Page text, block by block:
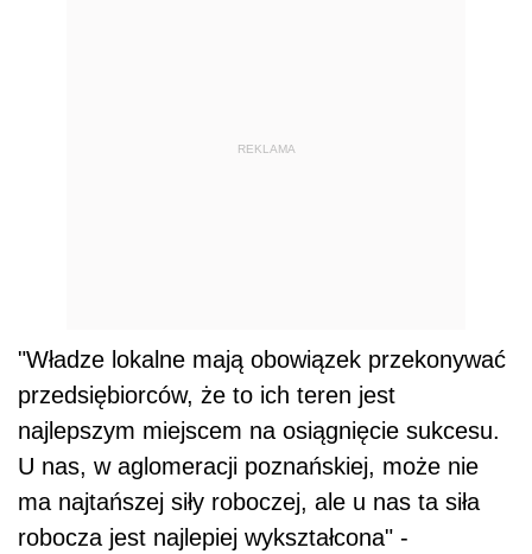
REKLAMA
"Władze lokalne mają obowiązek przekonywać
przedsiębiorców, że to ich teren jest
najlepszym miejscem na osiągnięcie sukcesu.
U nas, w aglomeracji poznańskiej, może nie
ma najtańszej siły roboczej, ale u nas ta siła
robocza jest najlepiej wykształcona" -